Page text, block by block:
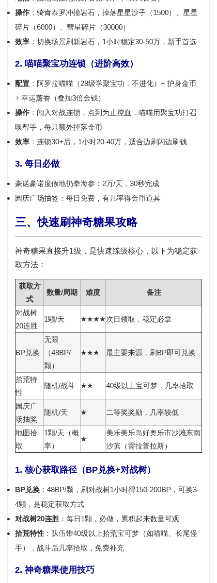
操作 ：骑肯泰罗冲撞岩石，掉落星星沙子（1500）、星星
碎片（6000）、彗星碎片（30000）
效率 ：切换场景刷新岩石，1小时稳定30-50万，新手首选
2. 喵喵聚宝功连锁（进阶高效）
配置 ：阿罗拉喵喵（28级学聚宝功，不进化）+ 护身金币
+ 幸运薰香（叠加3倍金钱）
操作 ：闯入对战连锁，点到为止控血，喵喵用聚宝功打召
唤帮手，每只额外掉落金币
效率 ：连锁30+后，1小时20-40万，适合边刷闪边刷钱
3. 每日必做
豪诺豪诺度假地扔拳海参：2万/天，30秒完成
园庆广场抽签：每日免费，有几率得金币道具
三、快速刷神奇糖果攻略
神奇糖果直接升1级，是快速练级核心，以下为稳定获
取方法：
获取方
式
数量/周期 难度 备注
对战树
20连胜
1颗/天 ★★★★次日领取，稳定必拿
BP兑换
无限
（48BP/
颗）
★★★ 最主要来源，刷BP即可兑换
拾荒特
性
随机/战斗 ★★ 40级以上宝可梦，几率拾取
园庆广
场抽奖
随机/天 ★ 二等奖奖励，几率较低
地图拾
取
1颗/天（概
率）
★
美乐美乐岛好奥乐市沙滩东南
沙滨（需拉普拉斯）
1. 核心获取路径（BP兑换+对战树）
BP兑换 ：48BP/颗，刷对战树1小时得150-200BP，可换3-
4颗，是稳定获取方式
对战树20连胜 ：每日1颗，必做，累积起来数量可观
拾荒特性 ：队伍带40级以上拾荒宝可梦（如喵喵、长尾怪
手），战斗后几率拾取，免费补充
2. 神奇糖果使用技巧